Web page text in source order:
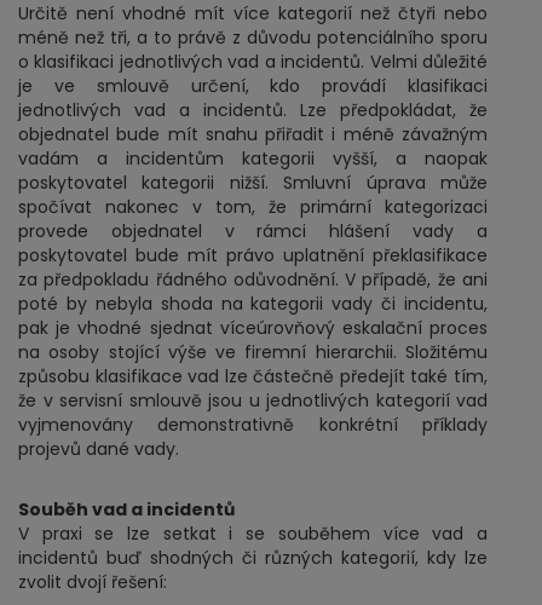
Určitě není vhodné mít více kategorií než čtyři nebo
méně než tři, a to právě z důvodu potenciálního sporu
o klasifikaci jednotlivých vad a incidentů. Velmi důležité
je ve smlouvě určení, kdo provádí klasifikaci
jednotlivých vad a incidentů. Lze předpokládat, že
objednatel bude mít snahu přiřadit i méně závažným
vadám a incidentům kategorii vyšší, a naopak
poskytovatel kategorii nižší. Smluvní úprava může
spočívat nakonec v tom, že primární kategorizaci
provede objednatel v rámci hlášení vady a
poskytovatel bude mít právo uplatnění překlasifikace
za předpokladu řádného odůvodnění. V případě, že ani
poté by nebyla shoda na kategorii vady či incidentu,
pak je vhodné sjednat víceúrovňový eskalační proces
na osoby stojící výše ve firemní hierarchii. Složitému
způsobu klasifikace vad lze částečně předejít také tím,
že v servisní smlouvě jsou u jednotlivých kategorií vad
vyjmenovány demonstrativně konkrétní příklady
projevů dané vady.
Souběh vad a incidentů
V praxi se lze setkat i se souběhem více vad a
incidentů buď shodných či různých kategorií, kdy lze
zvolit dvojí řešení: